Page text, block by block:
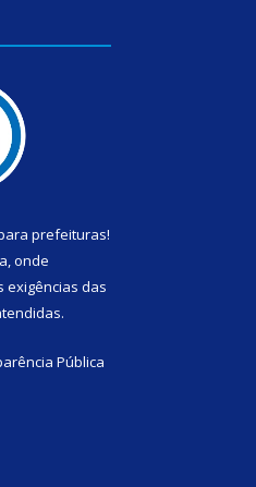
prefeituras!
onde
exigências das
Pública